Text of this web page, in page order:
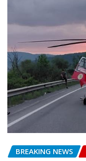
BREAKING NEWS